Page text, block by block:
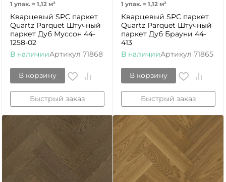
1 упак. = 1,12 м²
Кварцевый SPC паркет
Quartz Parquet Штучный
паркет Дуб Муссон 44-
1258-02
В наличииАртикул 71868
В корзину
Быстрый заказ
1 упак. = 1,12 м²
Кварцевый SPC паркет
Quartz Parquet Штучный
паркет Дуб Брауни 44-
413
В наличииАртикул 71865
В корзину
Быстрый заказ